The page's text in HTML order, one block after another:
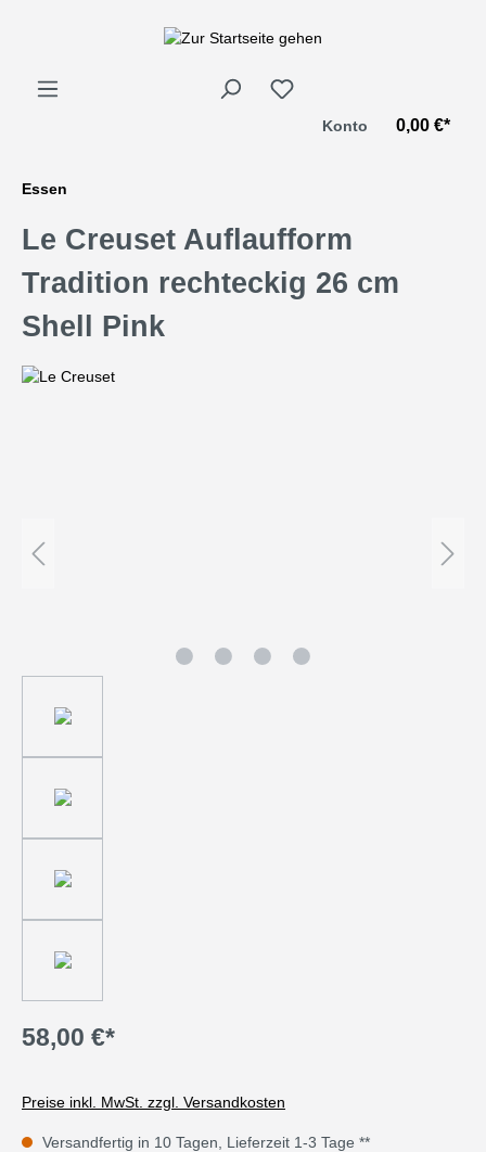
Konto 0,00 €*
Essen
Le Creuset Auflaufform
Tradition rechteckig 26 cm
Shell Pink
58,00 €*
Preise inkl. MwSt. zzgl. Versandkosten
Versandfertig in 10 Tagen, Lieferzeit 1-3 Tage **